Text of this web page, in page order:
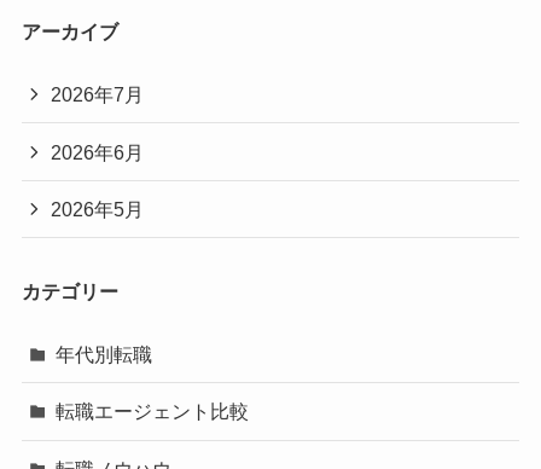
アーカイブ
2026年7月
2026年6月
2026年5月
カテゴリー
年代別転職
転職エージェント比較